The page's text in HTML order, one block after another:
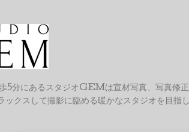
5分にあるスタジオGEMは宣材写真、写真修
ックスして撮影に臨める暖かなスタジオを目指